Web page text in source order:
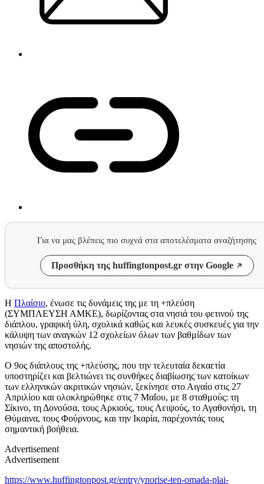
Για να μας βλέπεις πιο συχνά στα αποτελέσματα αναζήτησης
Προσθήκη της huffingtonpost.gr στην Google
Η Πλαίσιο, ένωσε τις δυνάμεις της με τη +πλεύση
(ΣΥΜΠΛΕΥΣΗ ΑΜΚΕ), δωρίζοντας στα νησιά του φετινού της
διάπλου, γραφική ύλη, σχολικά καθώς και λευκές συσκευές για την
κάλυψη των αναγκών 12 σχολείων όλων των βαθμίδων των
νησιών της αποστολής.
Ο 9ος διάπλους της +πλεύσης, που την τελευταία δεκαετία
υποστηρίζει και βελτιώνει τις συνθήκες διαβίωσης των κατοίκων
των ελληνικών ακριτικών νησιών, ξεκίνησε στο Αιγαίο στις 27
Απριλίου και ολοκληρώθηκε στις 7 Μαΐου, με 8 σταθμούς: τη
Σίκινο, τη Δονούσα, τους Αρκιούς, τους Λειψούς, το Αγαθονήσι, τη
Θύμαινα, τους Φούρνους, και την Ικαρία, παρέχοντάς τους
σημαντική βοήθεια.
Advertisement
Advertisement
https://www.huffingtonpost.gr/entry/ynorise-ten-omada-plai-